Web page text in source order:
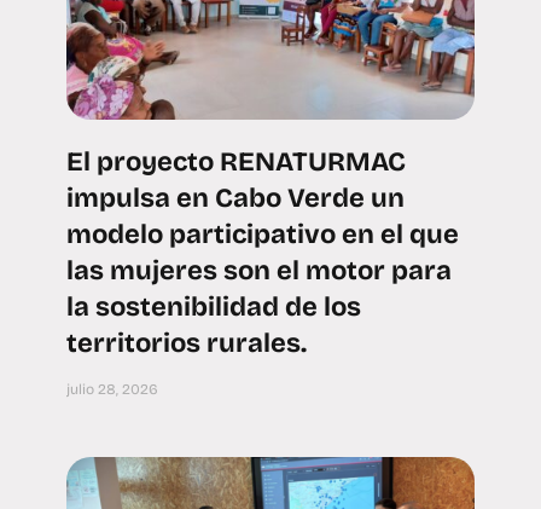
El proyecto RENATURMAC
impulsa en Cabo Verde un
modelo participativo en el que
las mujeres son el motor para
la sostenibilidad de los
territorios rurales.
julio 28, 2026